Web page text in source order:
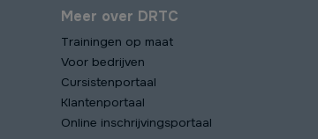
Meer over DRTC
Trainingen op maat
Voor bedrijven
Cursistenportaal
Klantenportaal
Online inschrijvingsportaal